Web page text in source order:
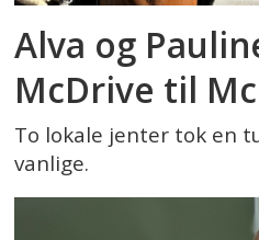
Alva og
McDrive til
To lokale jenter tok en
vanlige.